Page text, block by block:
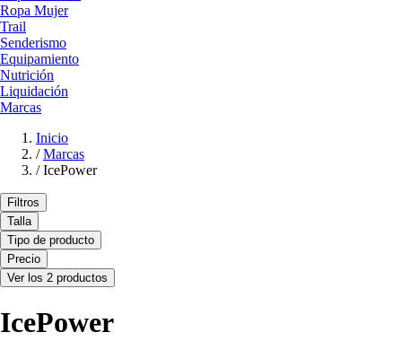
Ropa Mujer
Trail
Senderismo
Equipamiento
Nutrición
Liquidación
Marcas
Inicio
/ Marcas
/ IcePower
Filtros
Talla
Tipo de producto
Precio
Ver los 2 productos
IcePower